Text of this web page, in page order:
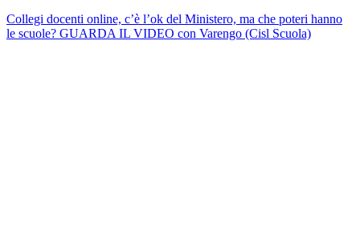
Collegi docenti online, c’è l’ok del Ministero, ma che poteri hanno
le scuole? GUARDA IL VIDEO con Varengo (Cisl Scuola)